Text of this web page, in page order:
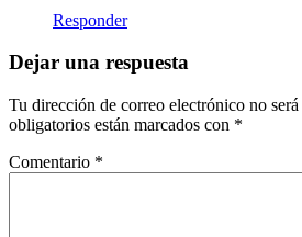
Responder
Dejar una respuesta
Tu dirección de correo electrónico no
obligatorios están marcados con *
Comentario *